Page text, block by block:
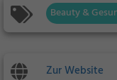
Beauty &
Zur Website